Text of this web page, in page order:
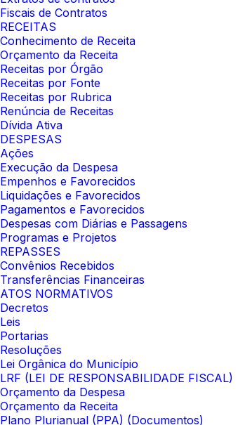
Fiscais de Contratos
RECEITAS
Conhecimento de Receita
Orçamento da Receita
Receitas por Órgão
Receitas por Fonte
Receitas por Rubrica
Renúncia de Receitas
Dívida Ativa
DESPESAS
Ações
Execução da Despesa
Empenhos e Favorecidos
Liquidações e Favorecidos
Pagamentos e Favorecidos
Despesas com Diárias e Passagens
Programas e Projetos
REPASSES
Convênios Recebidos
Transferências Financeiras
ATOS NORMATIVOS
Decretos
Leis
Portarias
Resoluções
Lei Orgânica do Município
LRF (LEI DE RESPONSABILIDADE FISCAL)
Orçamento da Despesa
Orçamento da Receita
Plano Plurianual (PPA) (Documentos)